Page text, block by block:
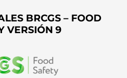
BRCGS – FOOD
VERSIÓN 9